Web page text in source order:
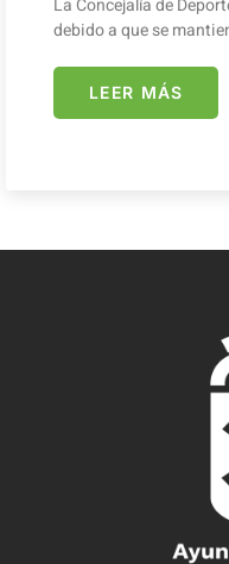
La Concejalía de
debido a que se
LEER MÁS